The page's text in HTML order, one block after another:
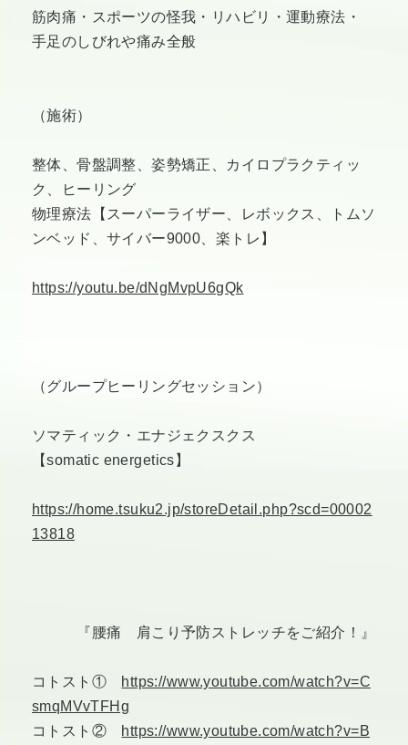
筋肉痛・スポーツの怪我・リハビリ・運動療法・
手足のしびれや痛み全般
（施術）
整体、骨盤調整、姿勢矯正、カイロプラクティッ
ク、ヒーリング
物理療法【スーパーライザー、レボックス、トムソ
ンベッド、サイバー9000、楽トレ】
https://youtu.be/dNgMvpU6gQk
（グループヒーリングセッション）
ソマティック・エナジェクスクス
【somatic energetics】
https://home.tsuku2.jp/storeDetail.php?scd=00002
13818
『腰痛 肩こり予防ストレッチをご紹介！』
コトスト① https://www.youtube.com/watch?v=C
smqMVvTFHg
コトスト② https://www.youtube.com/watch?v=B